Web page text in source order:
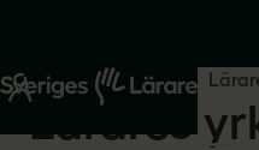
Start Din yrkesroll
Lärares